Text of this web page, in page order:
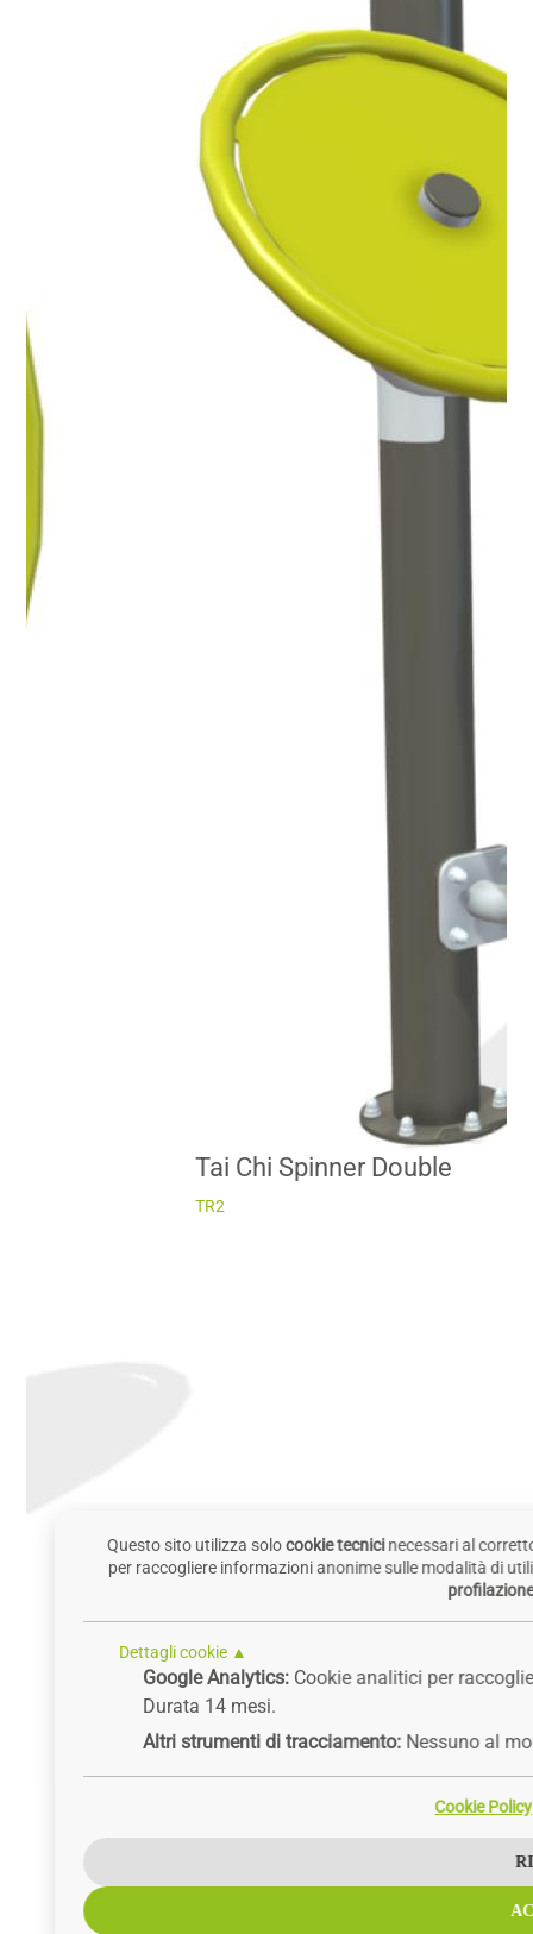
Tai Chi Spinner Double
TR2
Questo sito utilizza solocookie tecnici necessari al
per raccogliere informazioni anonime sulle modalità di
profilazione
Dettagli cookie ▲
Google Analytics: Cookie analitici per
Durata 14 mesi.
Altri strumenti di tracciamento: Nessuno al
Cookie Policy